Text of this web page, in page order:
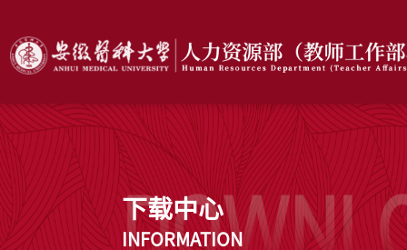
下载中心
INFORMATION